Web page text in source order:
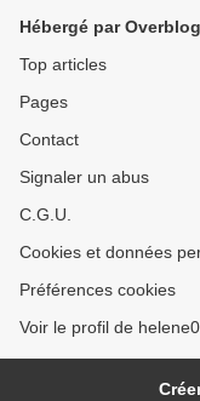
Hébergé par Overblog
Top articles
Pages
Contact
Signaler un abus
C.G.U.
Cookies et données
Préférences cookies
Voir le profil de